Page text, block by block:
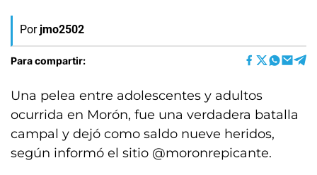
Por jmo2502
Para compartir:
Una pelea entre adolescentes y adultos
ocurrida en Morón, fue una verdadera batalla
campal y dejó como saldo nueve heridos,
según informó el sitio @moronrepicante.